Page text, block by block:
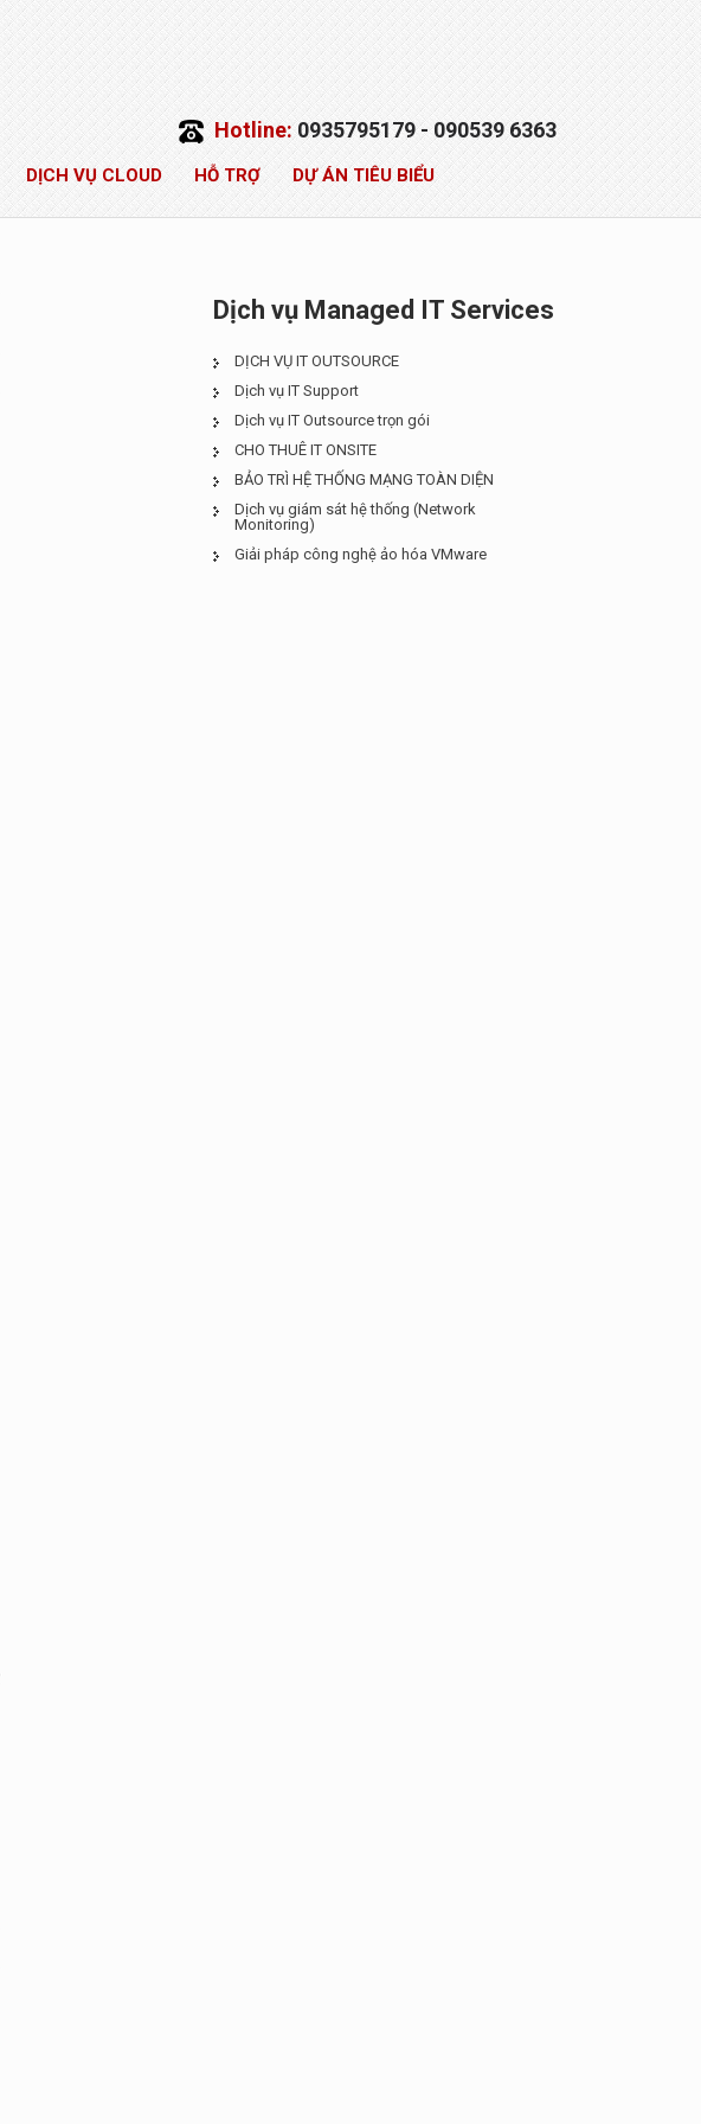
Hotline:0935795179 - 090539 6363
DỊCH VỤ CLOUD HỖ TRỢ
DỰ ÁN TIÊU BIỂU
Dịch vụ Managed IT Services
DỊCH VỤ IT OUTSOURCE
Dịch vụ IT Support
Dịch vụ IT Outsource trọn gói
CHO THUÊ IT ONSITE
BẢO TRÌ HỆ THỐNG MẠNG TOÀN DIỆN
Dịch vụ giám sát hệ thống (Network
Monitoring)
Giải pháp công nghệ ảo hóa VMware